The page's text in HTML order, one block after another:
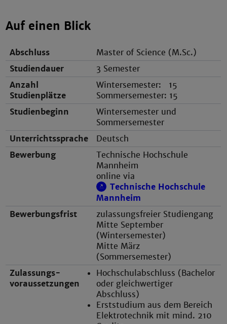
Auf einen Blick
Abschluss
Master of Science (M.Sc.)
Studiendauer
3 Semester
Anzahl
Studienplätze
Wintersemester: 15
Sommersemester: 15
Studienbeginn
Wintersemester und
Sommersemester
Unterrichtssprache
Deutsch
Bewerbung
Technische Hochschule
Mannheim
online via
Technische Hochschule
Mannheim
Bewerbungsfrist
zulassungsfreier Studiengang
Mitte September
(Wintersemester)
Mitte März
(Sommersemester)
Zulassungs-
voraussetzungen
Hochschulabschluss (Bachelor
oder gleichwertiger
Abschluss)
Erststudium aus dem Bereich
Elektrotechnik mit mind. 210